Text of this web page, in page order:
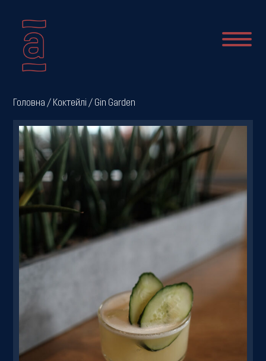
Про
нас
Новини
Меню
Галерея
Резервація
Головна / Коктейлі / Gin Garden